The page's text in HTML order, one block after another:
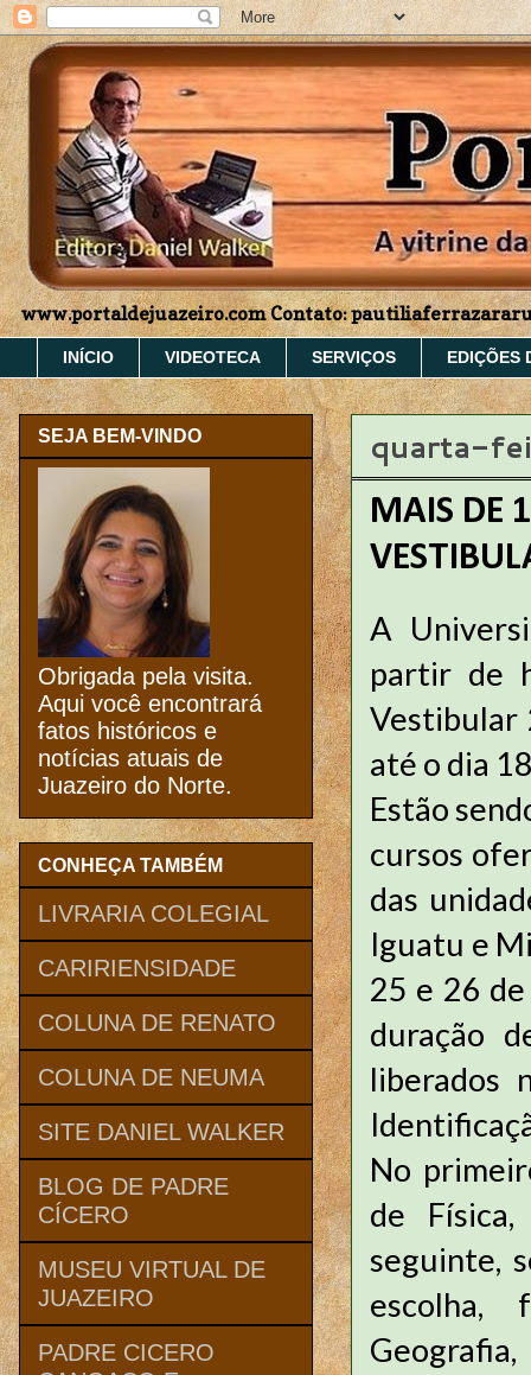
www.portaldejuazeiro.com Contato:
INÍCIO VIDEOTECA SERVIÇOS EDIÇÕES
quarta-
MAIS DE
A
partir de
Vestibular
até o dia
Estão
cursos
das
Iguatu e
25 e 26
duração
liberados
No
de
seguinte,
escolha,
SEJA BEM-VINDO
Obrigada pela visita.
Aqui você encontrará
fatos históricos e
notícias atuais de
Juazeiro do Norte.
CONHEÇA TAMBÉM
LIVRARIA COLEGIAL
CARIRIENSIDADE
COLUNA DE RENATO
COLUNA DE NEUMA
SITE DANIEL WALKER
BLOG DE PADRE
CÍCERO
MUSEU VIRTUAL DE
JUAZEIRO
PADRE CICERO